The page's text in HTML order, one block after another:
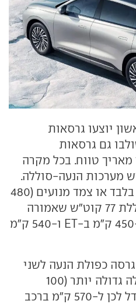
יוצעו גרסאות
גם גרסאות
מאריך טווח. בכל מקרה
מערכות הנעה-סוללה.
עם מנוע אחורי (313 כ"ס) בלבד או צמד מנועים (480
כ"ס), שניהם ניזונים מסוללת 77 קוט"ש שאמורה
לספק טווח נסיעה של כ-450 ק"מ ב-ET ו-540 ק"מ
כפולת הנעה לשני
הדגמים. שם תשולב סוללה גדולה יותר (100
קוט"ש) וטווח הנסיעה יגדל לכן ל-570 ק"מ ברכב